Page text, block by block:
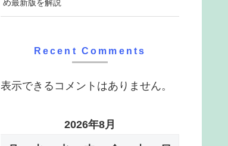
め最新版を解説
Recent Comments
表示できるコメントはありません。
2026年8月